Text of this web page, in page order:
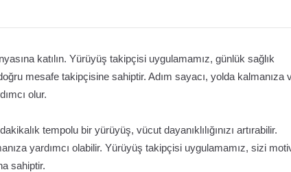
katılın. Yürüyüş takipçisi uygulamamız, günlük sağlık
mesafe takipçisine sahiptir. Adım sayacı, yolda kalmanıza
olur.
tempolu bir yürüyüş, vücut dayanıklılığınızı artırabilir.
yardımcı olabilir. Yürüyüş takipçisi uygulamamız, sizi
sahiptir.